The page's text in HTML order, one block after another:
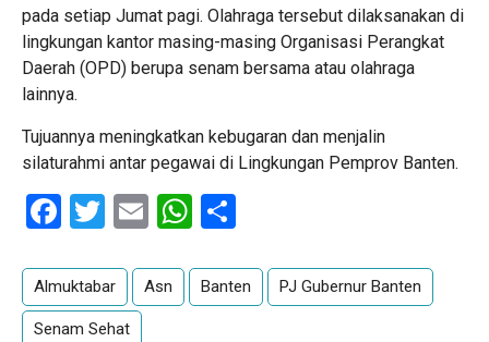
pada setiap Jumat pagi. Olahraga tersebut dilaksanakan di
lingkungan kantor masing-masing Organisasi Perangkat
Daerah (OPD) berupa senam bersama atau olahraga
lainnya.
Tujuannya meningkatkan kebugaran dan menjalin
silaturahmi antar pegawai di Lingkungan Pemprov Banten.
Facebook
Twitter
EmailWhatsApp
Almuktabar Asn Banten PJ Gubernur Banten
Senam Sehat